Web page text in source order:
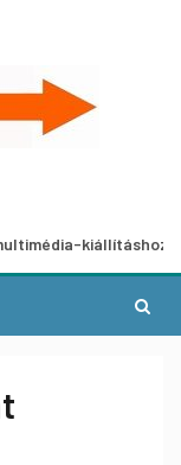
kiállításhoz